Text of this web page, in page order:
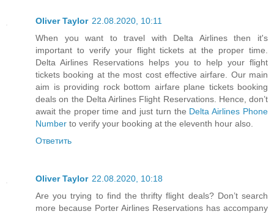
Oliver Taylor 22.08.2020, 10:11
When you want to travel with Delta Airlines then it's
important to verify your flight tickets at the proper time.
Delta Airlines Reservations helps you to help your flight
tickets booking at the most cost effective airfare. Our main
aim is providing rock bottom airfare plane tickets booking
deals on the Delta Airlines Flight Reservations. Hence, don’t
await the proper time and just turn the Delta Airlines Phone
Number to verify your booking at the eleventh hour also.
Ответить
Oliver Taylor 22.08.2020, 10:18
Are you trying to find the thrifty flight deals? Don’t search
more because Porter Airlines Reservations has accompany